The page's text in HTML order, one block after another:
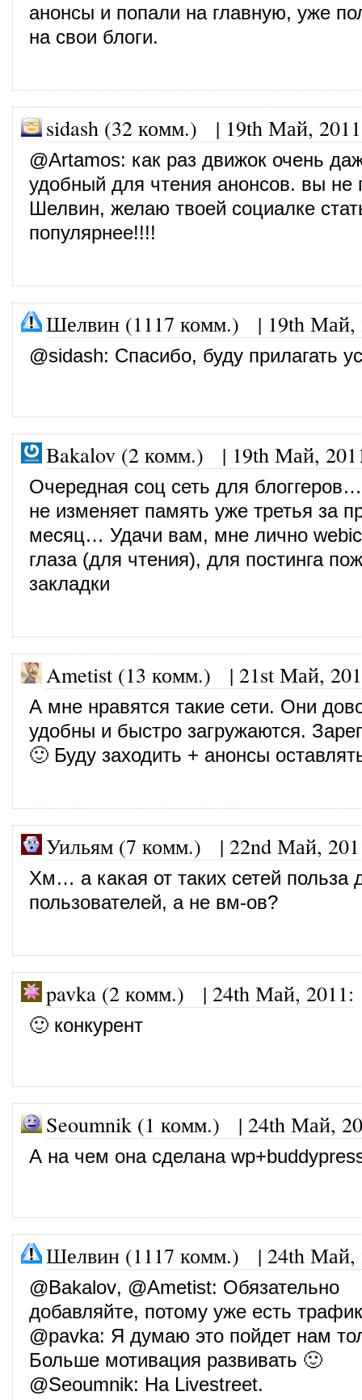
анонсы и попали на главную, уже
на свои блоги.
sidash (32 комм.) | 19th Май, 2011
@Artamos: как раз движок очень
удобный для чтения анонсов. вы не
Шелвин, желаю твоей социалке
популярнее!!!!
Шелвин (1117 комм.) | 19th Май,
@sidash: Спасибо, буду прилагать
Bakalov (2 комм.) | 19th Май,
Очередная соц сеть для
не изменяет память уже третья за
месяц… Удачи вам, мне лично
глаза (для чтения), для постинга
закладки
Ametist (13 комм.) | 21st Май,
А мне нравятся такие сети. Они
удобны и быстро загружаются.
🙂 Буду заходить + анонсы
Уильям (7 комм.) | 22nd Май,
Хм… а какая от таких сетей польза
пользователей, а не вм-ов?
pavka (2 комм.) | 24th Май, 2011:
🙂 конкурент
Seoumnik (1 комм.) | 24th Май,
А на чем она сделана
Шелвин (1117 комм.) | 24th Май,
@Bakalov, @Ametist: Обязательно
добавляйте, потому уже есть
@pavka: Я думаю это пойдет нам
Больше мотивация развивать 🙂
@Seoumnik: На Livestreet.